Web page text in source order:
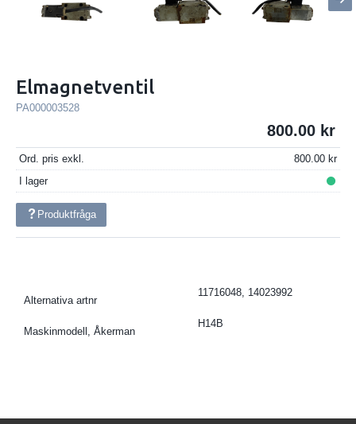
Elmagnetventil
PA000003528
800.00
Ord. pris exkl.
800.00
I lager
Produktfråga
Alternativa artnr
11716048, 14023992
Maskinmodell, Åkerman
H14B